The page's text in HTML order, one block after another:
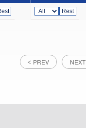
PREV NEXT